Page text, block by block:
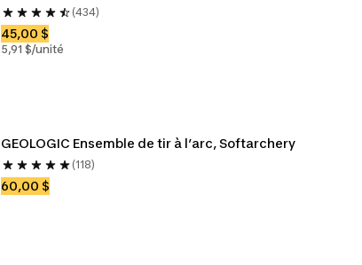
(434)
45,00 $
5,91 $/unité
GEOLOGIC Ensemble de tir à l’arc, Softarchery
(118)
60,00 $